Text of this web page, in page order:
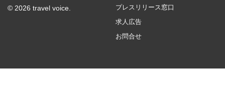
© 2026 travel voice.
プレスリリース窓口
求人広告
お問合せ